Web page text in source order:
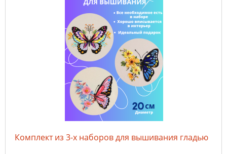
Комплект из 3-х наборов для вышивания гладью